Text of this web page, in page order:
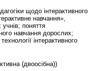
щодо інтерактивного
навчання»,
поняття
навчання дорослих;
інтерактивного
(двоосібна))